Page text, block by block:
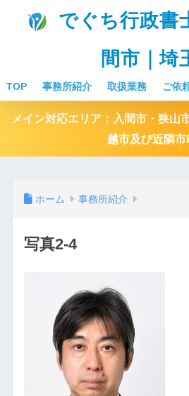
でぐち行政書
間市｜埼
TOP 事務所紹介 取扱業務 ご依
メイン対応エリア：入間市・狭山
越市及び近隣市
ホーム 事務所紹介
写真2-4